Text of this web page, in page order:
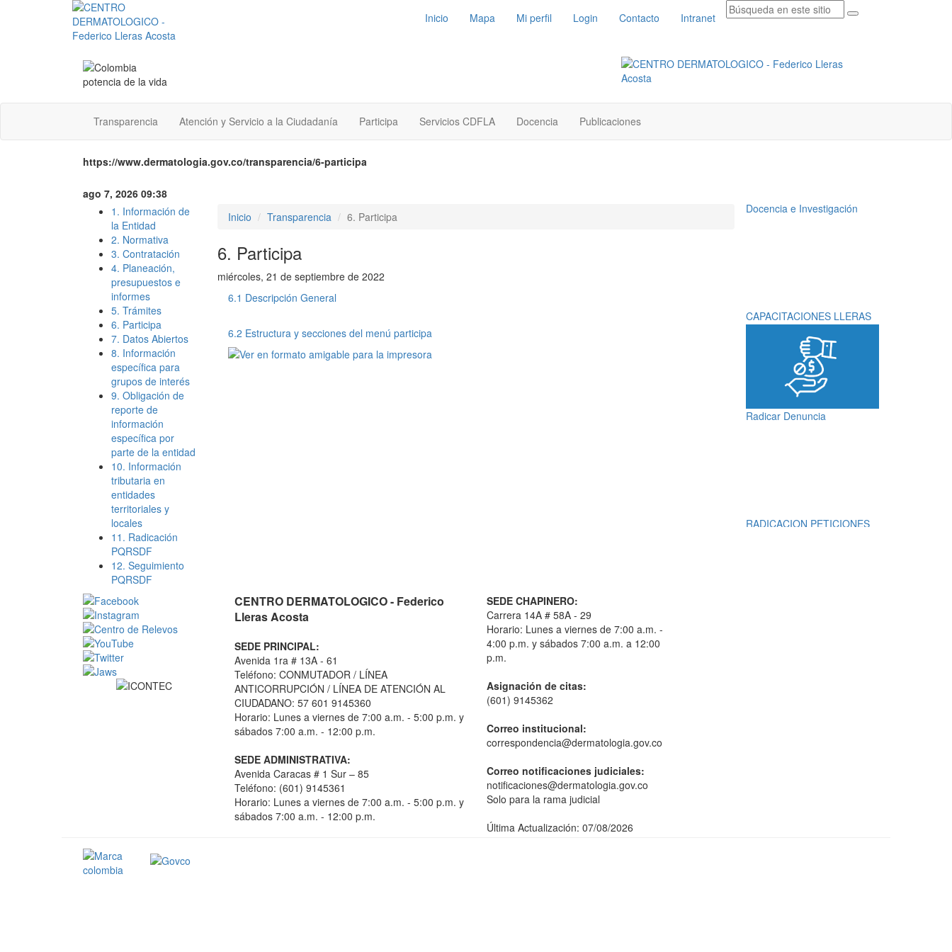
Inicio Mapa Mi perfil Login Contacto Intranet
Transparencia Atención y Servicio a la Ciudadanía Participa Servicios CDFLA Docencia Publicaciones
https://www.dermatologia.gov.co/transparencia/6-participa
ago 7, 2026 09:38
1. Información de
la Entidad
2. Normativa
3. Contratación
4. Planeación,
presupuestos e
informes
5. Trámites
6. Participa
7. Datos Abiertos
8. Información
específica para
grupos de interés
9. Obligación de
reporte de
información
específica por
parte de la entidad
10. Información
tributaria en
entidades
territoriales y
locales
11. Radicación
PQRSDF
12. Seguimiento
PQRSDF
Inicio Transparencia 6. Participa
6. Participa
miércoles, 21 de septiembre de 2022
6.1 Descripción General
6.2 Estructura y secciones del menú participa
INSTITUCIONAL
Docencia e Investigación
CAPACITACIONES LLERAS
Radicar Denuncia
RADICACION PETICIONES
CENTRO DERMATOLOGICO - Federico
Lleras Acosta
SEDE PRINCIPAL:
Avenida 1ra # 13A - 61
Teléfono: CONMUTADOR / LÍNEA
ANTICORRUPCIÓN / LÍNEA DE ATENCIÓN AL
CIUDADANO: 57 601 9145360
Horario: Lunes a viernes de 7:00 a.m. - 5:00 p.m. y
sábados 7:00 a.m. - 12:00 p.m.
SEDE ADMINISTRATIVA:
Avenida Caracas # 1 Sur – 85
Teléfono: (601) 9145361
Horario: Lunes a viernes de 7:00 a.m. - 5:00 p.m. y
sábados 7:00 a.m. - 12:00 p.m.
SEDE CHAPINERO:
Carrera 14A # 58A - 29
Horario: Lunes a viernes de 7:00 a.m. -
4:00 p.m. y sábados 7:00 a.m. a 12:00
p.m.
Asignación de citas:
(601) 9145362
Correo institucional:
correspondencia@dermatologia.gov.co
Correo notificaciones judiciales:
notificaciones@dermatologia.gov.co
Solo para la rama judicial
Última Actualización: 07/08/2026